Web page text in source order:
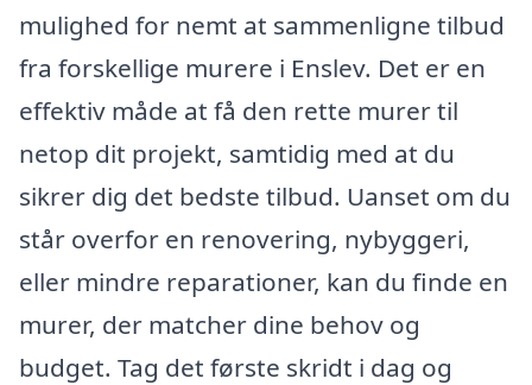
mulighed for nemt at sammenligne tilbud
fra forskellige murere i Enslev. Det er en
effektiv måde at få den rette murer til
netop dit projekt, samtidig med at du
sikrer dig det bedste tilbud. Uanset om du
står overfor en renovering, nybyggeri,
eller mindre reparationer, kan du finde en
murer, der matcher dine behov og
budget. Tag det første skridt i dag og